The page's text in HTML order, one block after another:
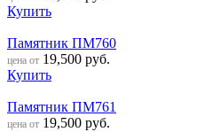
Купить
Памятник ПМ760
цена от 19,500 руб.
Купить
Памятник ПМ761
цена от 19,500 руб.